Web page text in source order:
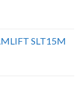
SLT15M